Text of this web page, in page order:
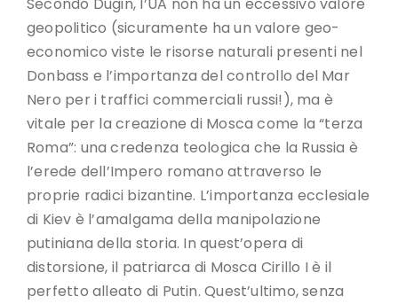
Secondo Dugin, l’UA non ha un eccessivo valore
geopolitico (sicuramente ha un valore geo-
economico viste le risorse naturali presenti nel
Donbass e l’importanza del controllo del Mar
Nero per i traffici commerciali russi!), ma è
vitale per la creazione di Mosca come la “terza
Roma”: una credenza teologica che la Russia è
l’erede dell’Impero romano attraverso le
proprie radici bizantine. L’importanza ecclesiale
di Kiev è l’amalgama della manipolazione
putiniana della storia. In quest’opera di
distorsione, il patriarca di Mosca Cirillo I è il
perfetto alleato di Putin. Quest’ultimo, senza